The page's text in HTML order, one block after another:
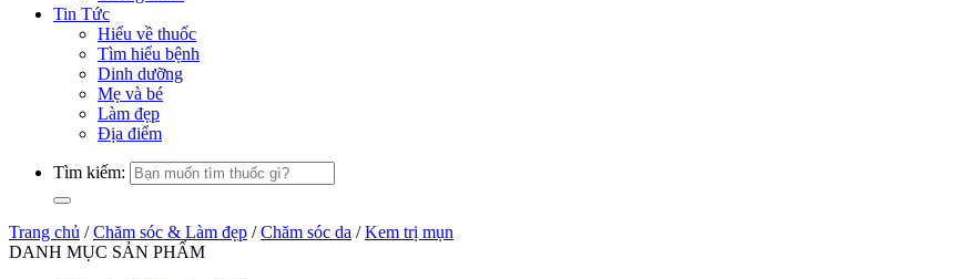
Tin Tức
Hiểu về thuốc
Tìm hiểu bệnh
Dinh dưỡng
Mẹ và bé
Làm đẹp
Địa điểm
Tìm kiếm:
Trang chủ / Chăm sóc & Làm đẹp / Chăm sóc da / Kem trị mụn
DANH MỤC SẢN PHẨM